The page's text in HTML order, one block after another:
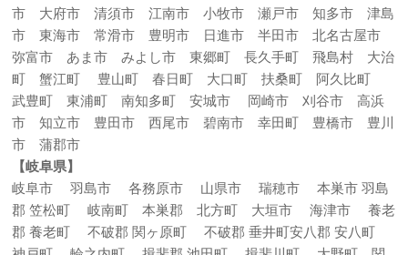
市 大府市 清須市 江南市 小牧市 瀬戸市 知多市 津島
市 東海市 常滑市 豊明市 日進市 半田市 北名古屋市
弥富市 あま市 みよし市 東郷町 長久手町 飛島村 大治
町 蟹江町 豊山町 春日町 大口町 扶桑町 阿久比町
武豊町 東浦町 南知多町 安城市 岡崎市 刈谷市 高浜
市 知立市 豊田市 西尾市 碧南市 幸田町 豊橋市 豊川
市 蒲郡市
【岐阜県】
岐阜市 羽島市 各務原市 山県市 瑞穂市 本巣市 羽島
郡 笠松町 岐南町 本巣郡 北方町 大垣市 海津市 養老
郡 養老町 不破郡 関ヶ原町 不破郡 垂井町安八郡 安八町